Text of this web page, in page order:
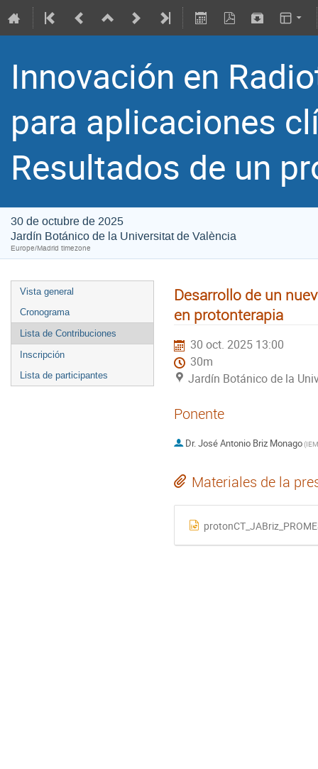
Innovación en
para aplicaciones
Resultados de un
30 de octubre de 2025
Jardín Botánico de la Universitat de València
Europe/Madrid timezone
Vista general
Cronograma
Lista de Contribuciones
Inscripción
Lista de participantes
Desarrollo de un
en protonterapia
30 oct. 2025 13:00
30m
Jardín Botánico de la
Ponente
Dr.José Antonio Briz Monago(
Materiales de la